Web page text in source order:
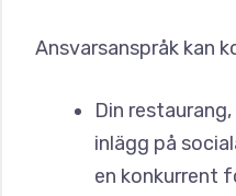
Ansvarsanspråk kan
Din
inlägg på
en konkurrent